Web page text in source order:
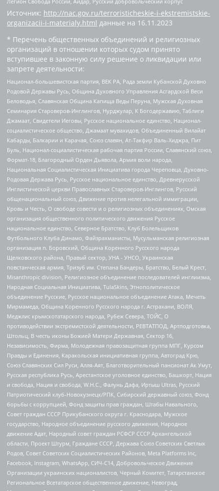
Источник: http://nac.gov.ru/terroristicheskie-i-ekstremistskie-
organizacii-i-materialy.html данные на 16.11.2023
* Перечень общественных объединений и религиозных
организаций в отношении которых судом принято
вступившее в законную силу решение о ликвидации или
запрете деятельности:
Национал-большевистская партия, ВЕК РА, Рада земли Кубанской Духовно
Родовой Державы Русь, Община Духовного Управления Асгардской Веси
Беловодья, Славянская Община Капища Веды Перуна, Мужская Духовная
Семинария Староверов-Инглингов, Нурджулар, К Богодержавию, Таблиги
Джамаат, Свидетели Иеговы, Русское национальное единство, Национал-
социалистическое общество, Джамаат мувахидов, Объединенный Вилайат
Кабарды, Балкарии и Карачая, Союз славян, Ат-Такфир Валь-Хиджра, Пит
Буль, Национал-социалистическая рабочая партия России, Славянский союз,
Формат-18, Благородный Орден Дьявола, Армия воли народа,
Национальная Социалистическая Инициатива города Череповца, Духовно-
Родовая Держава Русь, Русское национальное единство, Древнерусской
Инглистической церкви Православных Староверов-Инглингов, Русский
общенациональный союз, Движение против нелегальной иммиграции,
Кровь и Честь, О свободе совести и о религиозных объединениях, Омская
организация общественного политического движения Русское
национальное единство, Северное Братство, Клуб Болельщиков
Футбольного Клуба Динамо, Файзрахманисты, Мусульманская религиозная
организация п. Боровский, Община Коренного Русского народа
Щелковского района, Правый сектор, УНА - УНСО, Украинская
повстанческая армия, Тризуб им. Степана Бандеры, Братство, Белый Крест,
Misanthropic division, Религиозное объединение последователей инглиизма,
Народная Социальная Инициатива, TulaSkins, Этнополитическое
объединение Русские, Русское национальное объединение Атака, Мечеть
Мирмамеда, Община Коренного Русского народа г. Астрахани, ВОЛЯ,
Меджлис крымскотатарского народа, Рубеж Севера, ТОЙС, О
противодействии экстремистской деятельности, РЕВТАТПОД, Артподготовка,
Штольц, В честь иконы Божией Матери Державная, Сектор 16,
Независимость, Фирма, Молодежная правозащитная группа МПГ, Курсом
Правды и Единения, Каракольская инициативная группа, Автоград Крю,
Союз Славянских Сил Руси, Алля-Аят, Благотворительный пансионат Ак Умут,
Русская республика Русь, Арестантское уголовное единство, Башкорт, Нация
и свобода, Нация и свобода, W.H.С., Фалунь Дафа, Иртыш Ultras, Русский
Патриотический клуб-Новокузнецк/РПК, Сибирский державный союз, Фонд
борьбы с коррупцией, Фонд защиты прав граждан, Штабы Навального,
Совет граждан СССР Прикубанского округа г. Краснодара, Мужское
государство, Народное объединение русского движения, Народное
движение Адат, Народный совет граждан РСФСР СССР Архангельской
области, Проект Штурм, Граждане СССР, Держава Союз Советских Светлых
Родов, Совет Советских Социалистических Районов, Meta Platforms Inc,
Facebook, Instagram, WhatsApp, СИЧ-С14, Добровольческое Движение
Организации украинских националистов, Черный Комитет, Татарстанское
Региональное Всетатарское общественное движение, Невоград,